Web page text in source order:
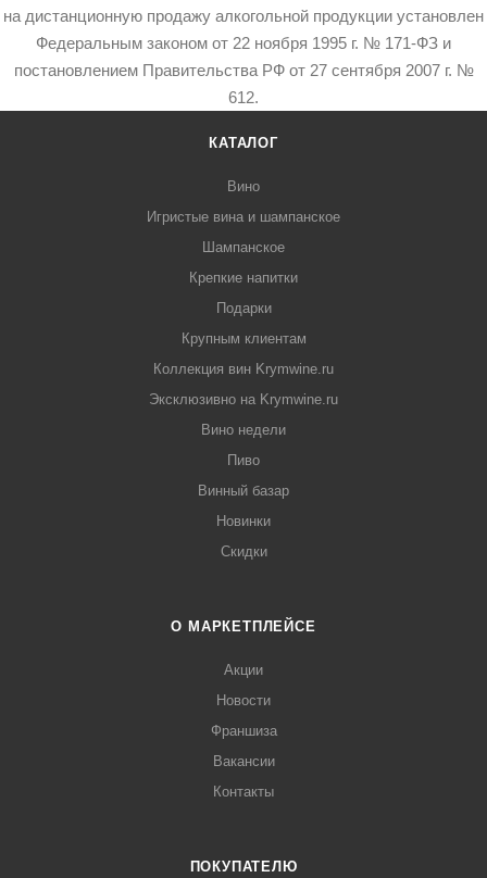
на дистанционную продажу алкогольной продукции установлен
Федеральным законом от 22 ноября 1995 г. № 171-ФЗ и
постановлением Правительства РФ от 27 сентября 2007 г. №
612.
КАТАЛОГ
Вино
Игристые вина и шампанское
Шампанское
Крепкие напитки
Подарки
Крупным клиентам
Коллекция вин Krymwine.ru
Эксклюзивно на Krymwine.ru
Вино недели
Пиво
Винный базар
Новинки
Скидки
О МАРКЕТПЛЕЙСЕ
Акции
Новости
Франшиза
Вакансии
Контакты
ПОКУПАТЕЛЮ